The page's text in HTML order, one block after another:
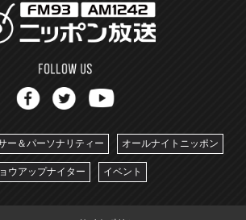
ー＆パーソナリティー オールナイトニッポン
ウアップナイター イベント